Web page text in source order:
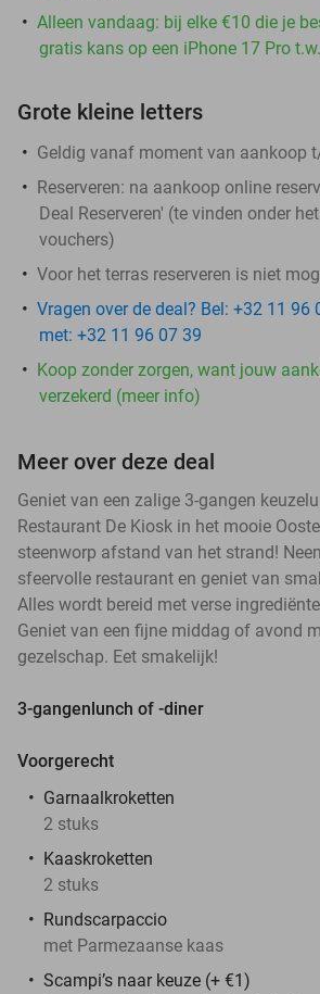
Alleen vandaag: bij elke €10 die je
gratis kans op een iPhone 17 Pro
Grote kleine letters
Geldig vanaf moment van aankoop
Reserveren: na aankoop online
Deal Reserveren' (te vinden onder
vouchers)
Voor het terras reserveren is niet
Vragen over de deal? Bel: +32 11
met: +32 11 96 07 39
Koop zonder zorgen, want jouw
verzekerd (meer info)
Meer over deze deal
Geniet van een zalige 3-gangen
Restaurant De Kiosk in het mooie
steenworp afstand van het strand!
sfeervolle restaurant en geniet van
Alles wordt bereid met verse
Geniet van een fijne middag of avond
gezelschap. Eet smakelijk!
3-gangenlunch of -diner
Voorgerecht
Garnaalkroketten
2 stuks
Kaaskroketten
2 stuks
Rundscarpaccio
met Parmezaanse kaas
Scampi’s naar keuze (+ €1)